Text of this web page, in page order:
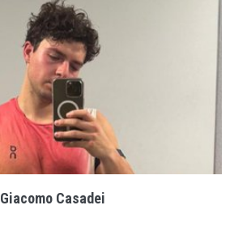
Giacomo Casadei